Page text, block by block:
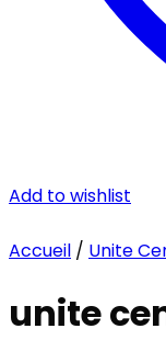
Add to wishlist
Accueil / Unite
unite